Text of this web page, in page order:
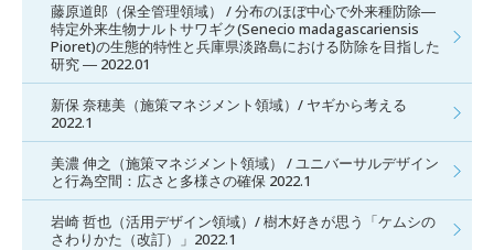
藤原道郎（保全管理領域） / 分布のほぼ中心で外来種防除―
特定外来生物ナルトサワギク(Senecio madagascariensis
Pioret)の生態的特性と兵庫県淡路島における防除を目指した
研究 ― 2022.01
新保 奈穂美（施策マネジメント領域）/ ヤギから考える
2022.1
美濃 伸之（施策マネジメント領域） / ユニバーサルデザイン
と行為空間：広さと多様さの確保 2022.1
岩崎 哲也（活用デザイン領域）/ 樹木好きが思う「ケムシの
さわりかた（改訂）」2022.1